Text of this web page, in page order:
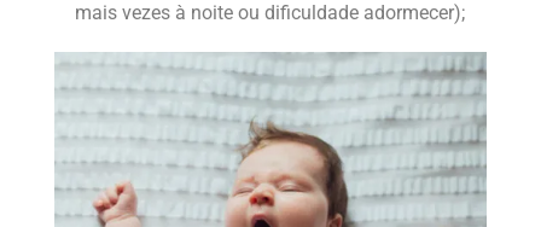
mais vezes à noite ou dificuldade adormecer);